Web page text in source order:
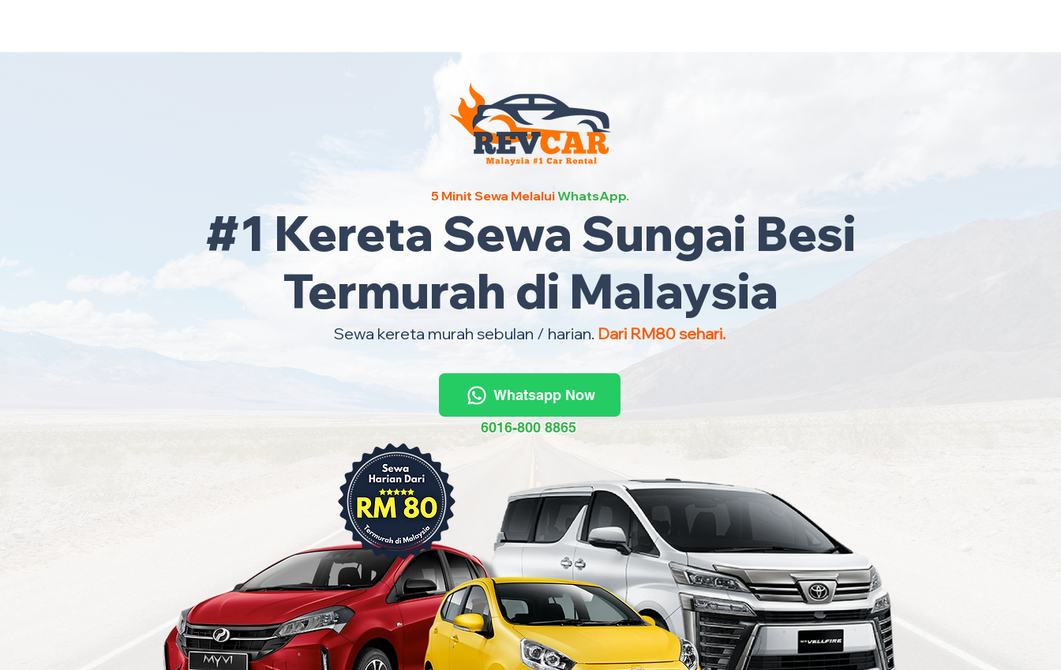
5 Minit Sewa MelaluiWhatsApp.
#1 Kereta Sewa Sungai Besi
Termurah di Malaysia
Sewa kereta murah sebulan / harian. Dari RM80 sehari.
Whatsapp Now
6016-800 8865